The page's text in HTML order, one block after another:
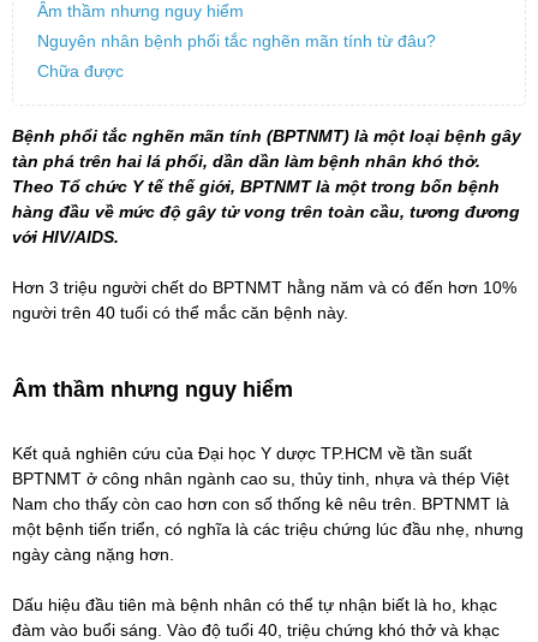
Âm thầm nhưng nguy hiểm
Nguyên nhân bệnh phổi tắc nghẽn mãn tính từ đâu?
Chữa được
Bệnh phổi tắc nghẽn mãn tính (BPTNMT) là một loại bệnh gây
tàn phá trên hai lá phổi, dần dần làm bệnh nhân khó thở.
Theo Tổ chức Y tế thế giới, BPTNMT là một trong bốn bệnh
hàng đầu về mức độ gây tử vong trên toàn cầu, tương đương
với HIV/AIDS.
Hơn 3 triệu người chết do BPTNMT hằng năm và có đến hơn 10%
người trên 40 tuổi có thể mắc căn bệnh này.
Âm thầm nhưng nguy hiểm
Kết quả nghiên cứu của Đại học Y dược TP.HCM về tần suất
BPTNMT ở công nhân ngành cao su, thủy tinh, nhựa và thép Việt
Nam cho thấy còn cao hơn con số thống kê nêu trên. BPTNMT là
một bệnh tiến triển, có nghĩa là các triệu chứng lúc đầu nhẹ, nhưng
ngày càng nặng hơn.
Dấu hiệu đầu tiên mà bệnh nhân có thể tự nhận biết là ho, khạc
đàm vào buổi sáng. Vào độ tuổi 40, triệu chứng khó thở và khạc